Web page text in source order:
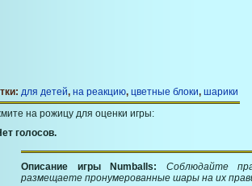
для детей, на реакцию, цветные блоки, шарики
на рожицу для оценки игры:
голосов.
Описание игры Numballs: Соблюдайте
размещаете пронумерованные шары на их